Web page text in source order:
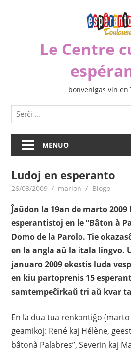
Le Centre
bonvenigas vin en
MENUO
Ludoj en esperanto
26/03/2009 marion Blogo
Ĵaŭdon la 19an de marto 2009
esperantistoj en le “Bâton à
Domo de la Parolo. Tie
en la angla aŭ la itala lingvo.
januaro 2009 ekestis luda
en kiu partoprenis 15
samtempeĉirkaŭ tri aŭ kvar
En la dua tua renkontiĝo
geamikoj: René kaj Hélène,
bâtonà Palabres”, Severin kaj